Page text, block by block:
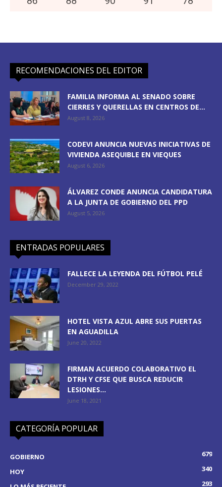
RECOMENDACIONES DEL EDITOR
FAMILIA INFORMA AL SENADO SOBRE
CIERRES Y QUERELLAS EN CENTROS DE...
August 8, 2026
CODEVI ANUNCIA NUEVAS INICIATIVAS DE
VIVIENDA ASEQUIBLE EN VIEQUES
August 6, 2026
ÁLVAREZ CONDE ANUNCIA CANDIDATURA
A LA JUNTA DE GOBIERNO DEL PPD
August 5, 2026
ENTRADAS POPULARES
FALLECE LA LEYENDA DEL FÚTBOL PELÉ
December 29, 2022
HOTEL VISTA AZUL ABRE SUS PUERTAS
EN AGUADILLA
June 20, 2022
FIRMAN ACUERDO COLABORATIVO EL
DTRH Y CFSE QUE BUSCA REDUCIR
LESIONES...
June 18, 2021
CATEGORÍA POPULAR
GOBIERNO
679
HOY
340
293